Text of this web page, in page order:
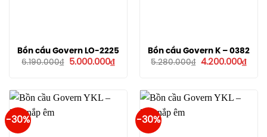
Bồn cầu Govern LO-2225
6.190.000₫
Giá
5.000.000₫Giá
hiện
5.000.000₫.
Bồn cầu Govern K – 0382
5.280.000₫
Giá
4.200.000₫Giá
hiện
-30% -30%